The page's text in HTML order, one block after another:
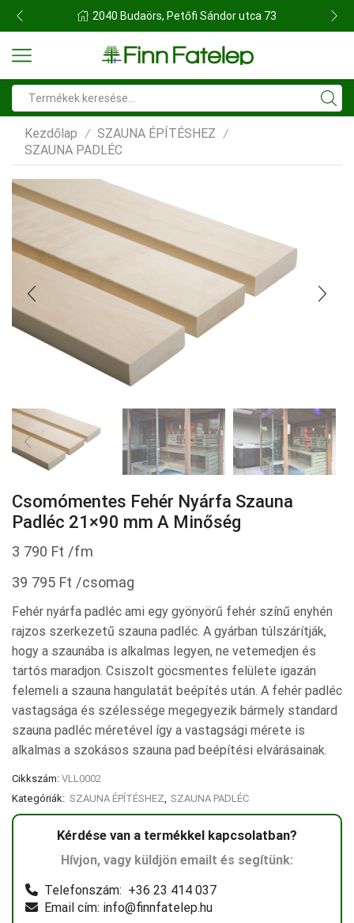
FINN FATELEP BUDAÖRS
input
Kezdőlap / SZAUNA ÉPÍTÉSHEZ /
SZAUNA PADLÉC
Csomómentes Fehér Nyárfa Szauna
Padléc 21×90 mm A Minőség
3 790 Ft /fm
39 795 Ft /csomag
Fehér nyárfa padléc ami egy gyönyörű fehér színű enyhén
rajzos szerkezetű szauna padléc. A gyárban túlszárítják,
hogy a szaunába is alkalmas legyen, ne vetemedjen és
tartós maradjon. Csiszolt göcsmentes felülete igazán
felemeli a szauna hangulatát beépítés után. A fehér padléc
vastagsága és szélessége megegyezik bármely standard
szauna padléc méretével így a vastagsági mérete is
alkalmas a szokásos szauna pad beépítési elvárásainak.
Cikkszám: VLL0002
Kategóriák: SZAUNA ÉPÍTÉSHEZ, SZAUNA PADLÉC
Kérdése van a termékkel kapcsolatban?
Hívjon, vagy küldjön emailt és segítünk:
Telefonszám: +36 23 414 037
Email cím: info@finnfatelep.hu